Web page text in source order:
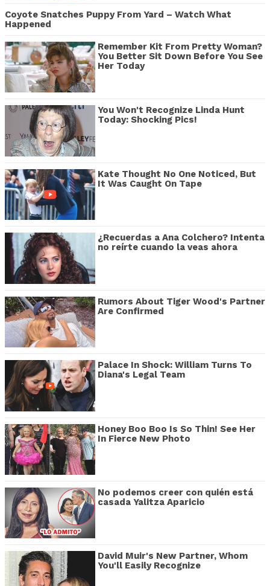
Coyote Snatches Puppy From Yard – Watch What
Happened
Remember Kit From Pretty Woman?
You Better Sit Down Before You See
Her Today
You Won't Recognize Linda Hunt
Today: Shocking Pics!
Kate Thought No One Noticed, But
It Was Caught On Tape
¿Recuerdas a Ana Colchero? Intenta
no reírte cuando la veas ahora
Rumors About Tiger Wood's Partner
Are Confirmed
Palace In Shock: William Turns To
Diana's Legal Team
Honey Boo Boo Is So Thin! See Her
In Fierce New Photo
No podemos creer con quién está
casada Yalitza Aparicio
David Muir's New Partner, Whom
You'll Easily Recognize